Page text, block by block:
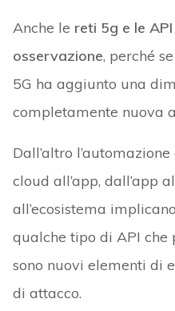
Anche le reti 5g e le
osservazione, perché
5G ha aggiunto una
completamente nuova
Dall’altro
cloud all’app, dall’app
all’ecosistema
qualche tipo di API
sono nuovi elementi di
di attacco.